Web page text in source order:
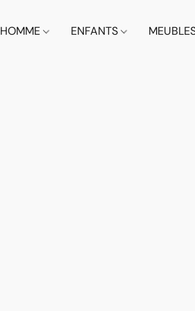
HOMME ENFANTS